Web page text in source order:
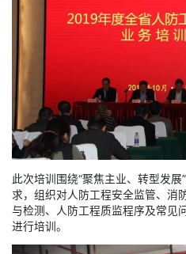
此次培训围绕“聚焦主业、转型发
求，组织对人防工程安全监管、消
与检测、人防工程质监程序及常见
进行培训。